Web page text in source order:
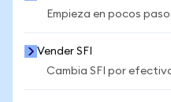
Empieza en pocos
Vender SFI
Cambia SFI por